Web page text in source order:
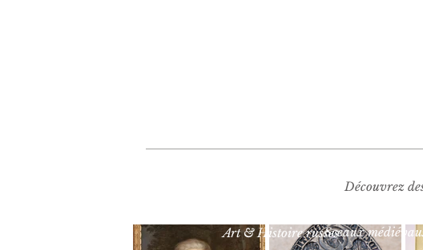
Découvrez
Art & Histoire russesSceaux